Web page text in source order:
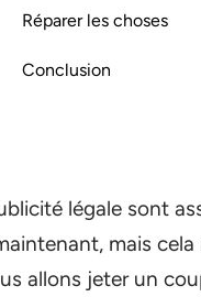
Réparer les choses
Conclusion
légale sont
mais
allons jeter un